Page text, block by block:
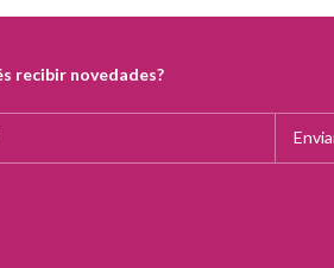
recibir novedades?